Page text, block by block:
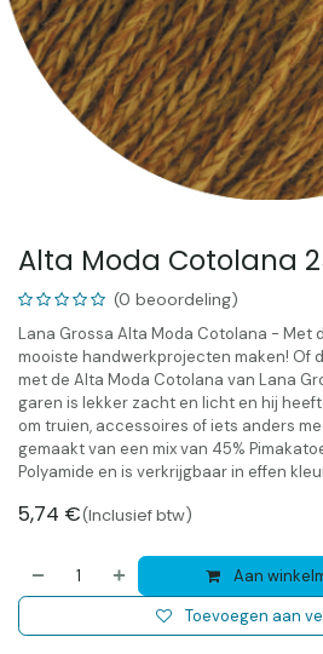
Alta Moda Cotolana
(0 beoordeling)
Lana Grossa Alta Moda Cotolana - Met
mooiste handwerkprojecten maken! Of
met de Alta Moda Cotolana van Lana
garen is lekker zacht en licht en hij
om truien, accessoires of iets anders
gemaakt van een mix van 45%
Polyamide en is verkrijgbaar in effen
5,74 €(Inclusief btw)
Aan
Toevoegen aan